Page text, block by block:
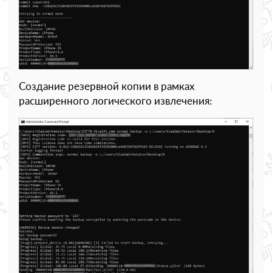
Создание резервной копии в рамках
расширенного логического извлечения: